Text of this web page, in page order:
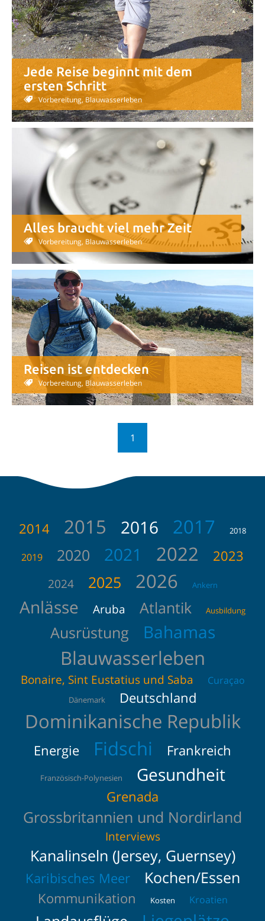
Jede Reise beginnt mit dem
ersten Schritt
Vorbereitung, Blauwasserleben
Alles braucht viel mehr Zeit
Vorbereitung, Blauwasserleben
Reisen ist entdecken
Vorbereitung, Blauwasserleben
1
2014 2015 2016 2017 2018
2019 2020 2021 2022 2023
2024 2025 2026 Ankern
Anlässe Aruba Atlantik Ausbildung
Ausrüstung Bahamas
Blauwasserleben
Bonaire, Sint Eustatius und Saba Curaçao
Dänemark Deutschland
Dominikanische Republik
Energie Fidschi Frankreich
Französisch-Polynesien Gesundheit
Grenada
Grossbritannien und Nordirland
Interviews
Kanalinseln (Jersey, Guernsey)
Karibisches Meer Kochen/Essen
Kommunikation Kosten Kroatien